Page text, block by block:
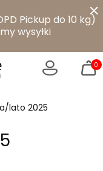
Pickup do 10 kg)
wysyłki
×
0
lato 2025